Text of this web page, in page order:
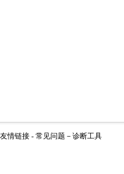
友情链接 - 常见问题 － 诊断工具